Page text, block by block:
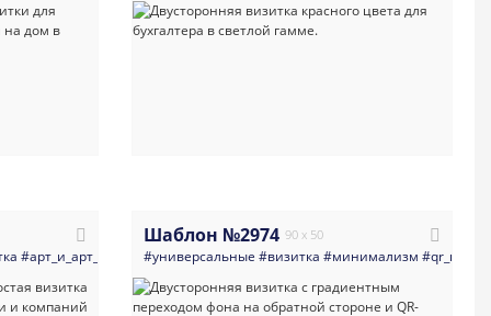
#салоны_красоты #дизайн_интерьеров #темная_визитка#вензеля
#арт_и_арт_студии #абстракция#яркая_визитка #простая
Шаблон №2974 90 x 50
#универсальные #визитка #минимализм #qr_код